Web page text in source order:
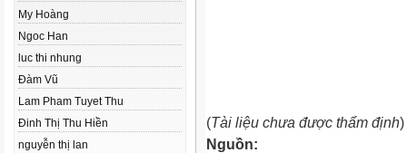
My Hoàng
Ngoc Han
luc thi nhung
Đàm Vũ
Lam Pham Tuyet Thu
Đinh Thị Thu Hiền
nguyễn thị lan
(Tài liệu chưa được thẩm định)
Nguồn: